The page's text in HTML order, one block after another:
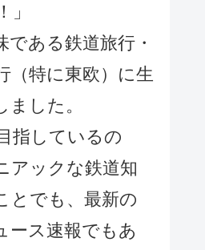
である鉄道旅行・
（特に東欧）に生
ました。
指しているの
アックな鉄道知
とでも、最新の
ース速報でもあ